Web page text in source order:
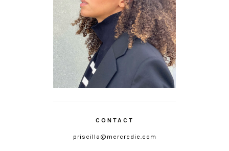
CONTACT
priscilla@mercredie.com